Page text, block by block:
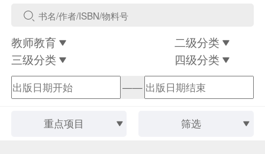
教师教育
二级分类
三级分类
四级分类
——
重点项目 筛选